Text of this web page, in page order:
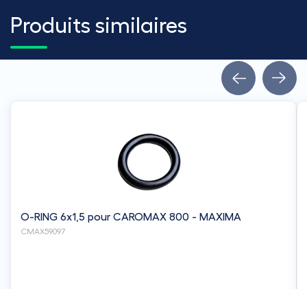
Produits similaires
O-RING 6x1,5 pour CAROMAX 800 - MAXIMA
CMAX59097